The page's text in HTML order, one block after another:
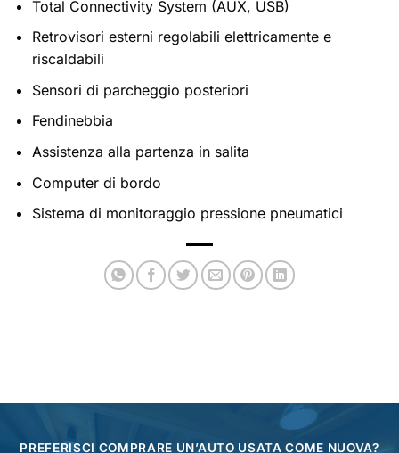
Total Connectivity System (AUX, USB)
Retrovisori esterni regolabili elettricamente e
riscaldabili
Sensori di parcheggio posteriori
Fendinebbia
Assistenza alla partenza in salita
Computer di bordo
Sistema di monitoraggio pressione pneumatici
PREFERISCI COMPRARE UN’AUTO USATA COME NUOVA?